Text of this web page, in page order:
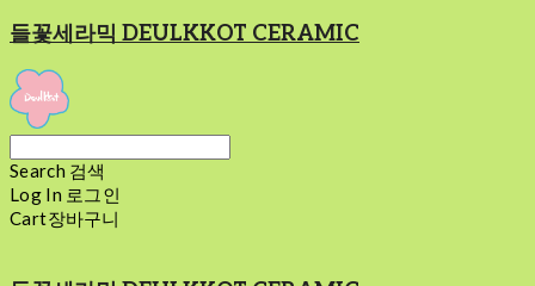
들꽃세라믹 DEULKKOT CERAMIC
Search 검색
Log In 로그인
Cart장바구니